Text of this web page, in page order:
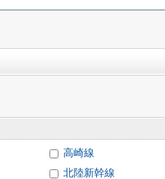
高崎線
北陸新幹線